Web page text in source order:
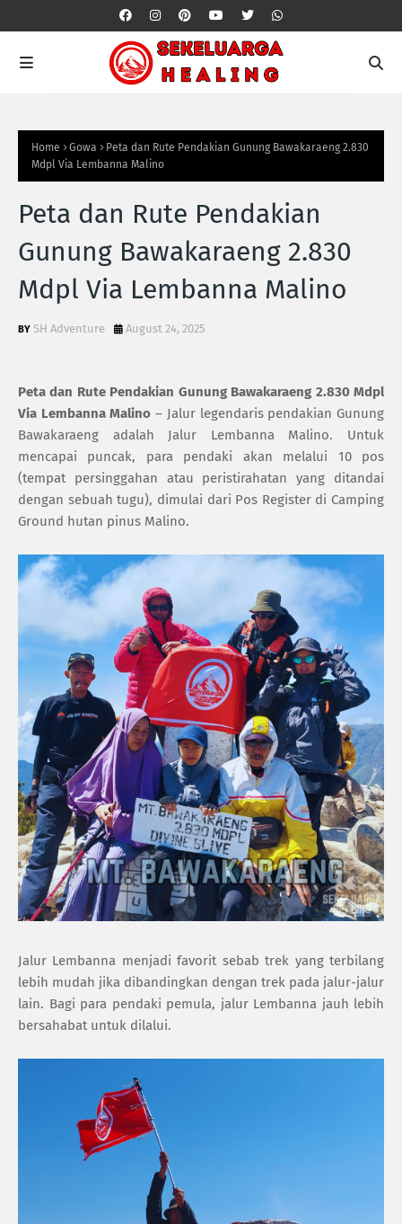
Home Gowa
Peta dan Rute Pendakian Gunung Bawakaraeng 2.830
Mdpl Via Lembanna Malino
Peta dan Rute Pendakian
Gunung Bawakaraeng 2.830
Mdpl Via Lembanna Malino
SH Adventure August 24, 2025
Peta dan Rute Pendakian Gunung Bawakaraeng 2.830 Mdpl
Via Lembanna Malino – Jalur legendaris pendakian Gunung
Bawakaraeng adalah Jalur Lembanna Malino. Untuk
mencapai puncak, para pendaki akan melalui 10 pos
(tempat persinggahan atau peristirahatan yang ditandai
dengan sebuah tugu), dimulai dari Pos Register di Camping
Ground hutan pinus Malino.
Jalur Lembanna menjadi favorit sebab trek yang terbilang
lebih mudah jika dibandingkan dengan trek pada jalur-jalur
lain. Bagi para pendaki pemula, jalur Lembanna jauh lebih
bersahabat untuk dilalui.